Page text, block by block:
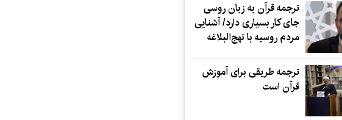
ترجمه قرآن به زبان روسی
جای کار بسیاری دارد/ آشنایی
مردم روسیه با نهج‌البلاغه
ترجمه طریقی برای آموزش
قرآن است